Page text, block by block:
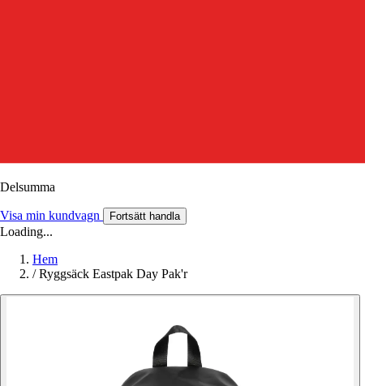
Delsumma
Visa min kundvagn Fortsätt handla
Loading...
Hem
/ Ryggsäck Eastpak Day Pak'r